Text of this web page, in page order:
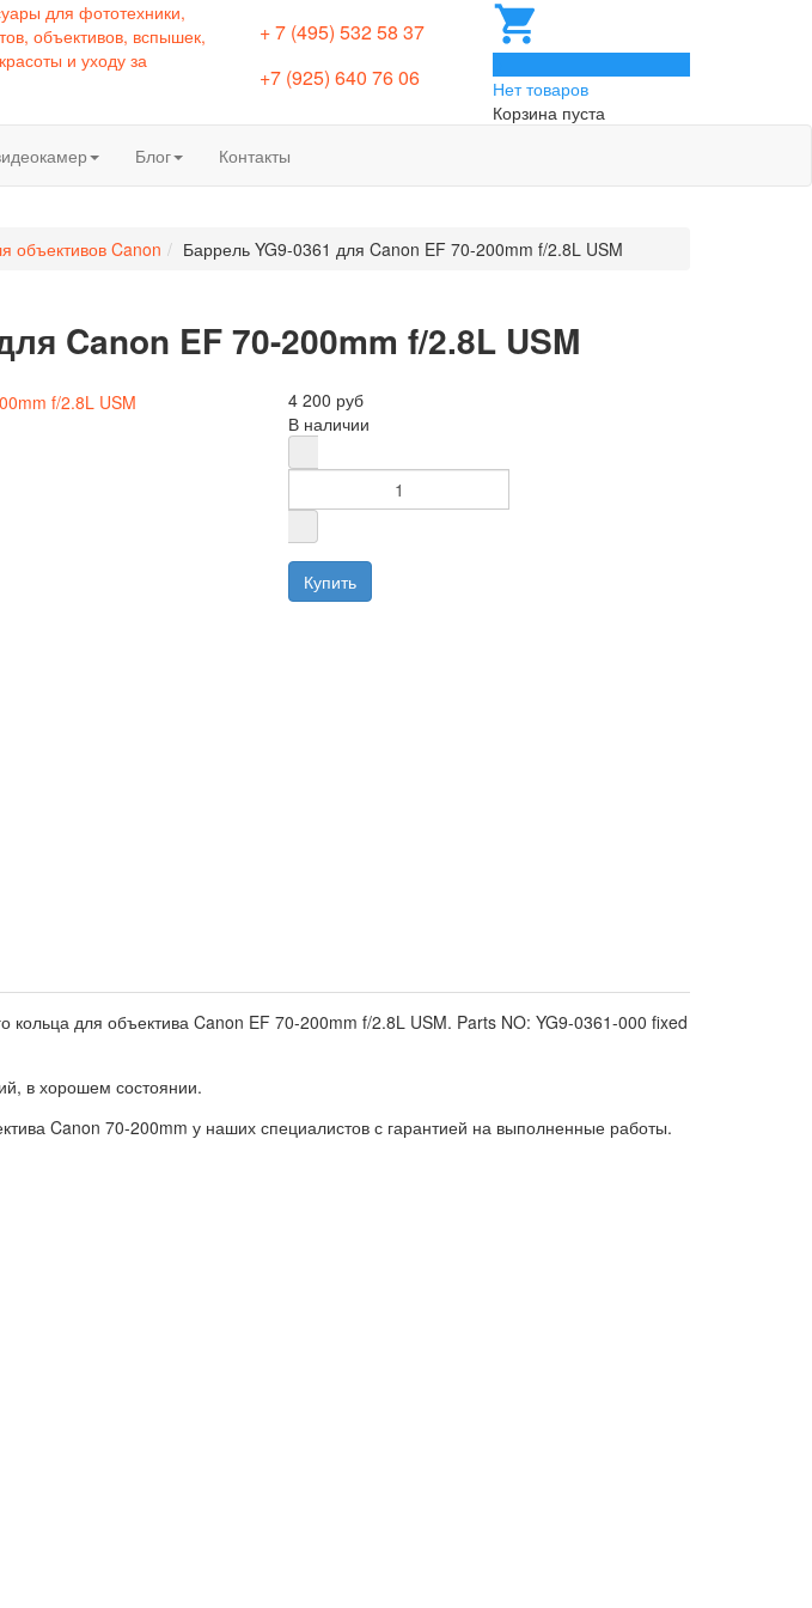
+ 7 (495) 532 58 37
+7 (925) 640 76 06
Нет товаров
Корзина пуста
Блог Контакты
объективов Canon Баррель YG9-0361 для Canon EF 70-200mm f/2.8L USM
Canon EF 70-200mm f/2.8L USM
4 200 руб
В наличии
кольца для объектива Canon EF 70-200mm f/2.8L USM. Parts NO: YG9-0361-000 fixed
в хорошем состоянии.
Canon 70-200mm у наших специалистов с гарантией на выполненные работы.